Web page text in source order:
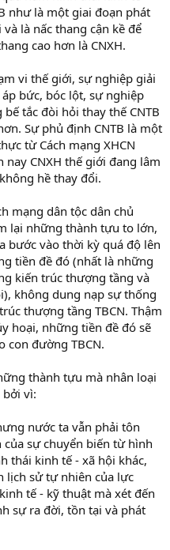
như là một giai đoạn phát
là nấc thang cận kề để
cao hơn là CNXH.
vi thế giới, sự nghiệp giải
bức, bóc lột, sự nghiệp
tắc đòi hỏi thay thế CNTB
Sự phủ định CNTB là một
từ Cách mạng XHCN
CNXH thế giới đang lâm
hề thay đổi.
mạng dân tộc dân chủ
lại những thành tựu to lớn,
bước vào thời kỳ quá độ lên
tiền đề đó (nhất là những
kiến trúc thượng tầng và
không dung nạp sự thống
thượng tầng TBCN. Thậm
hoại, những tiền đề đó sẽ
con đường TBCN.
thành tựu mà nhân loại
vì:
nước ta vẫn phải tôn
sự chuyển biến từ hình
thái kinh tế - xã hội khác,
lịch sử tự nhiên của lực
tế - kỹ thuật mà xét đến
sự ra đời, tồn tại và phát